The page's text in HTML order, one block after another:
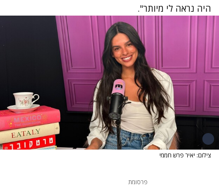
היה נראה לי מיותר".
צילום: יאיר פרש חממי
פרסומת